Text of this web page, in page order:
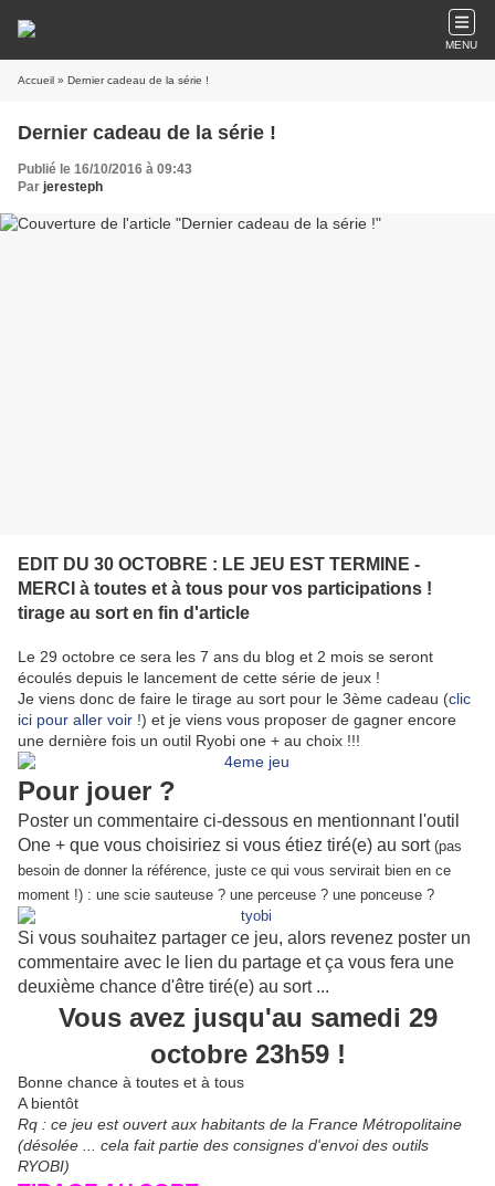
MENU
Accueil » Dernier cadeau de la série !
Dernier cadeau de la série !
Publié le 16/10/2016 à 09:43
Par jeresteph
EDIT DU 30 OCTOBRE : LE JEU EST TERMINE -
MERCI à toutes et à tous pour vos participations !
tirage au sort en fin d'article
Le 29 octobre ce sera les 7 ans du blog et 2 mois se seront
écoulés depuis le lancement de cette série de jeux !
Je viens donc de faire le tirage au sort pour le 3ème cadeau (clic
ici pour aller voir !) et je viens vous proposer de gagner encore
une dernière fois un outil Ryobi one + au choix !!!
Pour jouer ?
Poster un commentaire ci-dessous en mentionnant l'outil
One + que vous choisiriez si vous étiez tiré(e) au sort (pas
besoin de donner la référence, juste ce qui vous servirait bien en ce
moment !) : une scie sauteuse ? une perceuse ? une ponceuse ?
Si vous souhaitez partager ce jeu, alors revenez poster un
commentaire avec le lien du partage et ça vous fera une
deuxième chance d'être tiré(e) au sort ...
Vous avez jusqu'au samedi 29
octobre 23h59 !
Bonne chance à toutes et à tous
A bientôt
Rq : ce jeu est ouvert aux habitants de la France Métropolitaine
(désolée ... cela fait partie des consignes d'envoi des outils
RYOBI)